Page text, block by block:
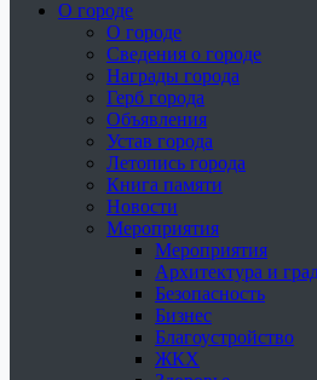
О городе
О городе
Сведения о городе
Награды города
Герб города
Объявления
Устав города
Летопись города
Книга памяти
Новости
Мероприятия
Мероприятия
Архитектура и
Безопасность
Бизнес
Благоустройство
ЖКХ